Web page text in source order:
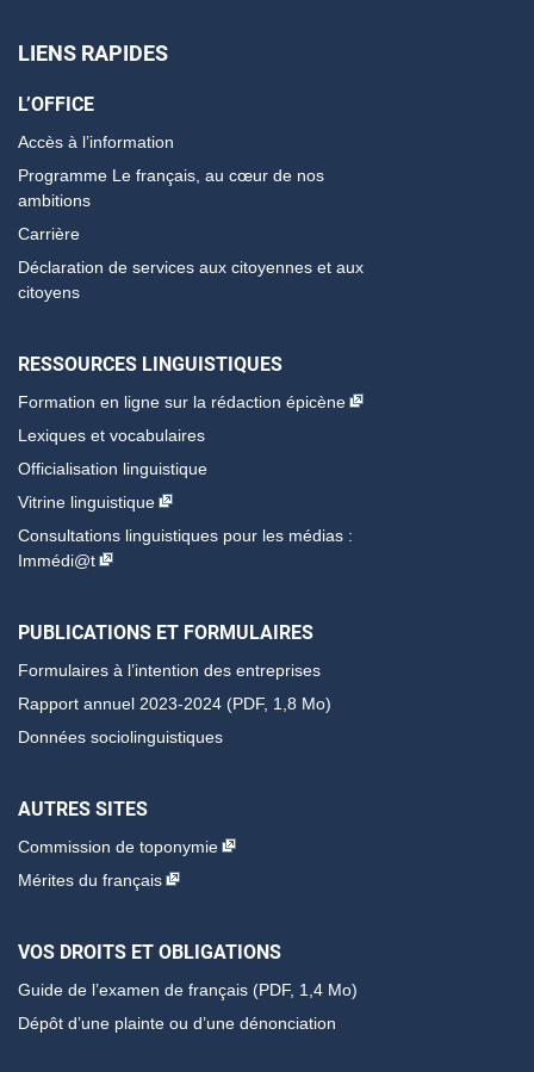
LIENS RAPIDES
L’OFFICE
Accès à l’information
Programme Le français, au cœur de nos
ambitions
Carrière
Déclaration de services aux citoyennes et aux
citoyens
RESSOURCES LINGUISTIQUES
Formation en ligne sur la rédaction épicène
Lexiques et vocabulaires
Officialisation linguistique
Vitrine linguistique
Consultations linguistiques pour les médias :
Immédi@t
PUBLICATIONS ET FORMULAIRES
Formulaires à l’intention des entreprises
Rapport annuel 2023-2024 (PDF, 1,8 Mo)
Données sociolinguistiques
AUTRES SITES
Commission de toponymie
Mérites du français
VOS DROITS ET OBLIGATIONS
Guide de l’examen de français (PDF, 1,4 Mo)
Dépôt d’une plainte ou d’une dénonciation